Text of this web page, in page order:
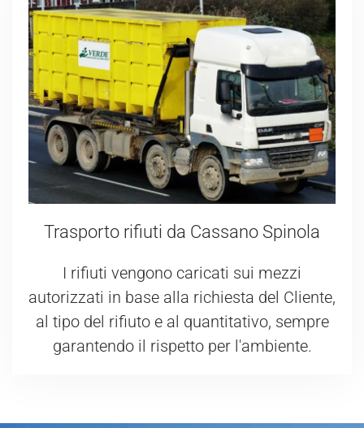
Trasporto rifiuti da Cassano Spinola
I rifiuti vengono caricati sui mezzi
autorizzati in base alla richiesta del Cliente,
al tipo del rifiuto e al quantitativo, sempre
garantendo il rispetto per l'ambiente.